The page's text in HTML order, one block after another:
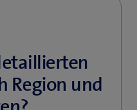
Region und